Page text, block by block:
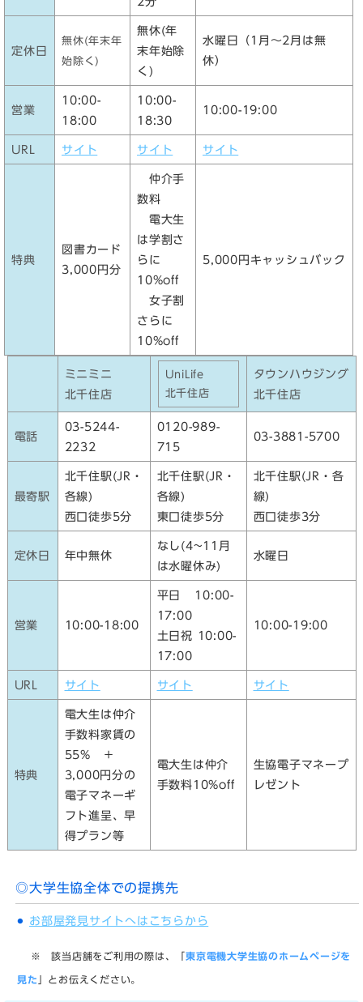
定休日
無休(年末年
始除く)
無休(年
末年始除
く)
水曜日（1月～2月は無
休）
営業
10:00-
18:00
10:00-
18:30
10:00-19:00
URL サイト サイト サイト
特典
図書カード
3,000円分
仲介手
数料
電大生
は学割さ
らに
10%off
女子割
さらに
10%off
5,000円キャッシュバック
ミニミニ
北千住店
UniLife
北千住店
タウンハウジング
北千住店
電話
03-5244-
2232
0120-989-
715
03-3881-5700
最寄駅
北千住駅(JR・
各線)
西口徒歩5分
北千住駅(JR・
各線)
東口徒歩5分
北千住駅(JR・各
線)
西口徒歩3分
定休日 年中無休
なし(4~11月
は水曜休み)
水曜日
営業 10:00-18:00
平日 10:00-
17:00
土日祝 10:00-
17:00
10:00-19:00
URL サイト サイト サイト
特典
電大生は仲介
手数料家賃の
55% ＋
3,000円分の
電子マネーギ
フト進呈、早
得プラン等
電大生は仲介
手数料10%off
生協電子マネープ
レゼント
◎大学生協全体での提携先
お部屋発見サイトへはこちらから
※ 該当店舗をご利用の際は、「 東京電機大学生協のホームページを
見た 」とお伝えください。